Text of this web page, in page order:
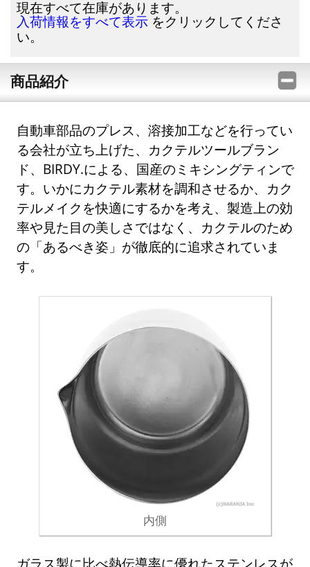
現在すべて在庫があります。
入荷情報をすべて表示 をクリックしてくださ
い。
商品紹介
自動車部品のプレス、溶接加工などを行ってい
る会社が立ち上げた、カクテルツールブラン
ド、BIRDY.による、国産のミキシングティンで
す。いかにカクテル素材を調和させるか、カク
テルメイクを快適にするかを考え、製造上の効
率や見た目の美しさではなく、カクテルのため
の「あるべき姿」が徹底的に追求されていま
す。
内側
ガラス製に比べ熱伝導率に優れたステンレスが